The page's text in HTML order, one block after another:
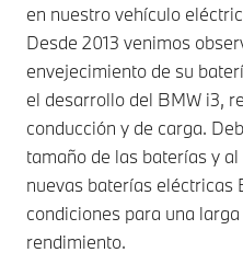
en nuestro vehículo
Desde 2013 venimos
envejecimiento de su
el desarrollo del BMW i3,
conducción y de carga.
tamaño de las baterías y
nuevas baterías eléctricas
condiciones para una
rendimiento.